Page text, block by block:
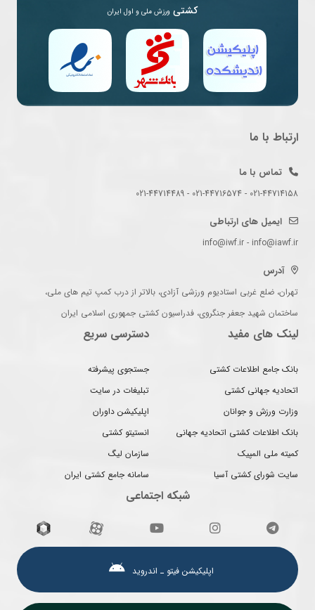
کشتی ورزش ملی و اول ایران
ارتباط با ما
تماس با ما
021-44714158 - 021-44716574 - 021-44714489
ایمیل های ارتباطی
info@iwf.ir - info@iawf.ir
آدرس
تهران، ضلع غربی استادیوم ورزشی آزادی، بالاتر از درب کمپ تیم های ملی،
ساختمان شهید جعفر جنگروی، فدراسیون کشتی جمهوری اسلامی ایران
لینک های مفید
بانک جامع اطلاعات کشتی
اتحادیه جهانی کشتی
وزارت ورزش و جوانان
بانک اطلاعات کشتی اتحادیه جهانی
کمیته ملی المپیک
سایت شورای کشتی آسیا
دسترسی سریع
جستجوی پیشرفته
تبلیغات در سایت
اپلیکیشن داوران
انستیتو کشتی
سازمان لیگ
سامانه جامع کشتی ایران
شبکه اجتماعی
اپلیکیشن فیتو ـ اندروید